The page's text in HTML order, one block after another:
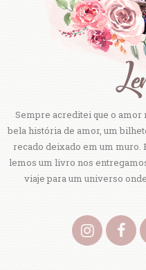
Sempre acreditei que o amor
bela história de amor, um
recado deixado em um muro.
lemos um livro nos
viaje para um universo